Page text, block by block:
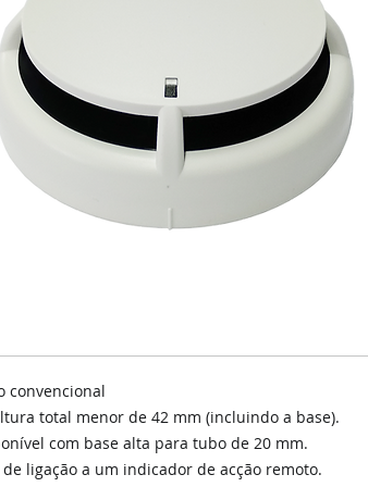
convencional
total menor de 42 mm (incluindo a base).
com base alta para tubo de 20 mm.
ligação a um indicador de acção remoto.